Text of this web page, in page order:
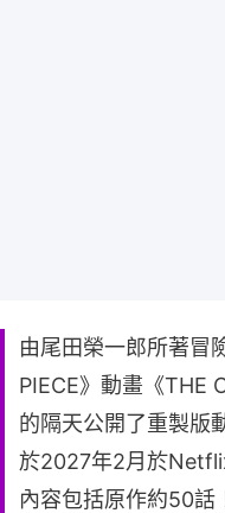
由尾田榮一郎所著冒
PIECE》動畫《THE
的隔天公開了重製版
於2027年2月於
內容包括原作約50話